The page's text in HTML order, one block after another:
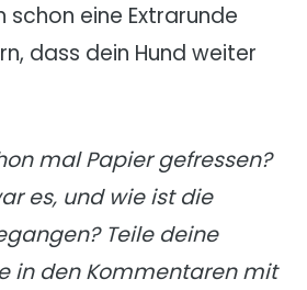
schon eine Extrarunde
dass dein Hund weiter
mal Papier gefressen?
es, und wie ist die
Teile deine
in den Kommentaren mit